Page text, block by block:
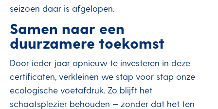
seizoen daar is afgelopen.
Samen naar een
duurzamere toekomst
Door ieder jaar opnieuw te investeren in deze
certificaten, verkleinen we stap voor stap onze
ecologische voetafdruk. Zo blijft het
schaatsplezier behouden — zonder dat het ten